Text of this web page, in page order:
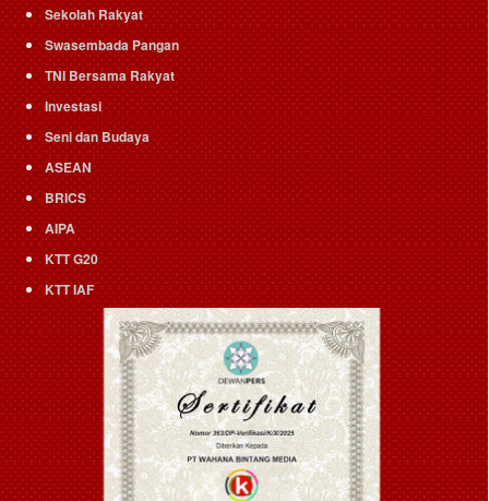
Sekolah Rakyat
Swasembada Pangan
TNI Bersama Rakyat
Investasi
Seni dan Budaya
ASEAN
BRICS
AIPA
KTT G20
KTT IAF